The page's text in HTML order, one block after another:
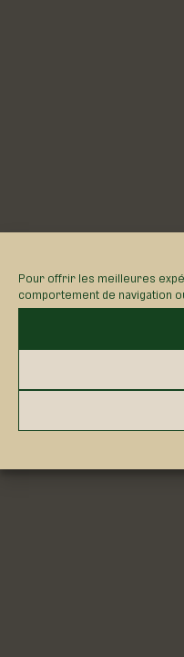
Pour offrir les meilleures
comportement de navigation